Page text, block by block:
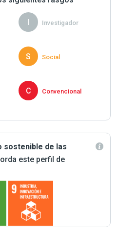
Investigador
S Social
C Convencional
sostenible de las
este perfil de